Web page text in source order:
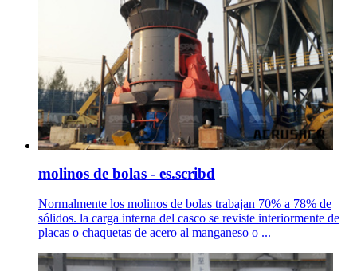
molinos de bolas - es.scribd
Normalmente los molinos de bolas trabajan 70% a 78% de
sólidos. la carga interna del casco se reviste interiormente de
placas o chaquetas de acero al manganeso o ...